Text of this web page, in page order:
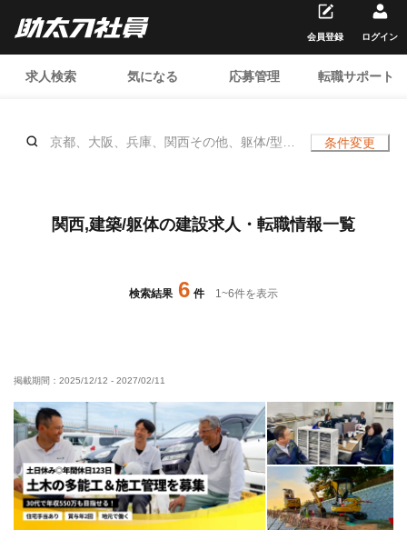
求人検索 気になる 応募管理 転職サポート
会員登録 ログイン
京都、大阪、兵庫、関西その他、躯体/型枠
骨)、屋根、ハツリ、溶接・鍛冶工、、土日
休み
条件変更
関西,建築/躯体の建設求人・転職情報一覧
検索結果 6 件 1~6件を表示
掲載期間： 2025/12/12 - 2027/02/11